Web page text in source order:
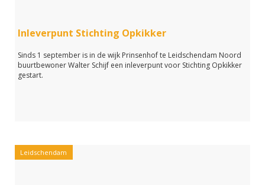
Inleverpunt Stichting Opkikker
Sinds 1 september is in de wijk Prinsenhof te Leidschendam Noord
buurtbewoner Walter Schijf een inleverpunt voor Stichting Opkikker
gestart.
Leidschendam